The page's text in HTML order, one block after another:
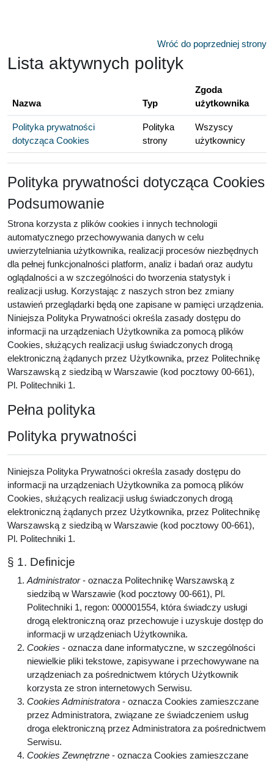
Wróć do poprzedniej strony
Lista aktywnych polityk
Nazwa Typ
Zgoda
użytkownika
Polityka prywatności
dotycząca Cookies
Polityka
strony
Wszyscy
użytkownicy
Polityka prywatności dotycząca Cookies
Podsumowanie
Strona korzysta z plików cookies i innych technologii
automatycznego przechowywania danych w celu
uwierzytelniania użytkownika, realizacji procesów niezbędnych
dla pełnej funkcjonalności platform, analiz i badań oraz audytu
oglądalności a w szczególności do tworzenia statystyk i
realizacji usług. Korzystając z naszych stron bez zmiany
ustawień przeglądarki będą one zapisane w pamięci urządzenia.
Niniejsza Polityka Prywatności określa zasady dostępu do
informacji na urządzeniach Użytkownika za pomocą plików
Cookies, służących realizacji usług świadczonych drogą
elektroniczną żądanych przez Użytkownika, przez Politechnikę
Warszawską z siedzibą w Warszawie (kod pocztowy 00-661),
Pl. Politechniki 1.
Pełna polityka
Polityka prywatności
Niniejsza Polityka Prywatności określa zasady dostępu do
informacji na urządzeniach Użytkownika za pomocą plików
Cookies, służących realizacji usług świadczonych drogą
elektroniczną żądanych przez Użytkownika, przez Politechnikę
Warszawską z siedzibą w Warszawie (kod pocztowy 00-661),
Pl. Politechniki 1.
§ 1. Definicje
Administrator- oznacza Politechnikę Warszawską z
siedzibą w Warszawie (kod pocztowy 00-661), Pl.
Politechniki 1, regon: 000001554, która świadczy usługi
drogą elektroniczną oraz przechowuje i uzyskuje dostęp do
informacji w urządzeniach Użytkownika.
Cookies - oznacza dane informatyczne, w szczególności
niewielkie pliki tekstowe, zapisywane i przechowywane na
urządzeniach za pośrednictwem których Użytkownik
korzysta ze stron internetowych Serwisu.
Cookies Administratora - oznacza Cookies zamieszczane
przez Administratora, związane ze świadczeniem usług
droga elektroniczną przez Administratora za pośrednictwem
Serwisu.
Cookies Zewnętrzne - oznacza Cookies zamieszczane